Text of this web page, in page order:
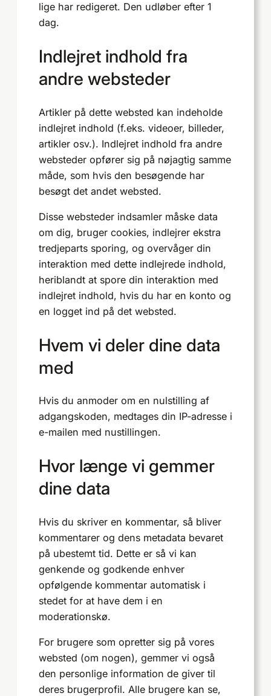
lige har redigeret. Den udløber efter 1
dag.
Indlejret indhold fra
andre websteder
Artikler på dette websted kan indeholde
indlejret indhold (f.eks. videoer, billeder,
artikler osv.). Indlejret indhold fra andre
websteder opfører sig på nøjagtig samme
måde, som hvis den besøgende har
besøgt det andet websted.
Disse websteder indsamler måske data
om dig, bruger cookies, indlejrer ekstra
tredjeparts sporing, og overvåger din
interaktion med dette indlejrede indhold,
heriblandt at spore din interaktion med
indlejret indhold, hvis du har en konto og
en logget ind på det websted.
Hvem vi deler dine data
med
Hvis du anmoder om en nulstilling af
adgangskoden, medtages din IP-adresse i
e-mailen med nustillingen.
Hvor længe vi gemmer
dine data
Hvis du skriver en kommentar, så bliver
kommentarer og dens metadata bevaret
på ubestemt tid. Dette er så vi kan
genkende og godkende enhver
opfølgende kommentar automatisk i
stedet for at have dem i en
moderationskø.
For brugere som opretter sig på vores
websted (om nogen), gemmer vi også
den personlige information de giver til
deres brugerprofil. Alle brugere kan se,